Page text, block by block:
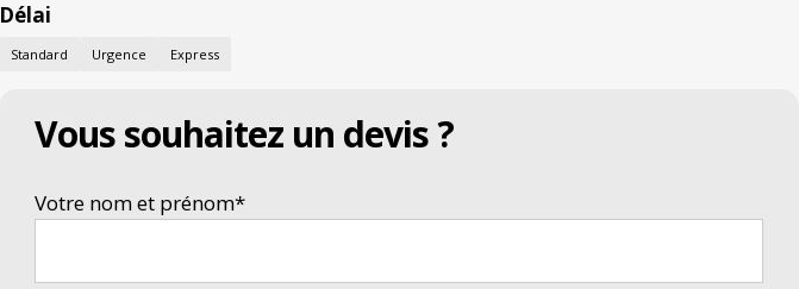
Délai
Standard Urgence Express
Vous souhaitez un devis ?
Votre nom et prénom*